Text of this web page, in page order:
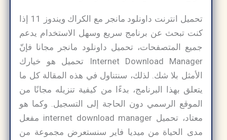
تحميل انترنت داونلود مانجر مع الكراك ويندوز 11 إذا
كنت تبحث عن برنامج سريع وسهل الاستخدام يدعم
جميع المتصفحات، تحميل داونلود مانجر مجانا فإنّ
Internet Download Manager تحميل هو خيارك
الأمثل بلا شك. لذلك، سنتناول في هذه المقالة كل ما
يتعلق بهذا البرنامج، بدءًا من كيفية تنزيله مجانًا من
الموقع الرسمي دون الحاجة إلى التسجيل. وكما هو
معتاد، تحميل internet download manager مفعل
مدى الحياة من ميديا فاير سنستعرض مجموعة من